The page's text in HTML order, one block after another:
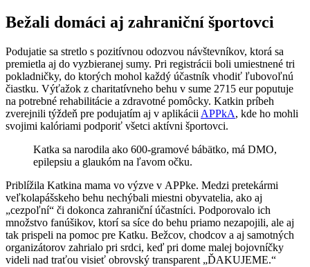
Bežali domáci aj zahraniční športovci
Podujatie sa stretlo s pozitívnou odozvou návštevníkov, ktorá sa
premietla aj do vyzbieranej sumy. Pri registrácii boli umiestnené tri
pokladničky, do ktorých mohol každý účastník vhodiť ľubovoľnú
čiastku. Výťažok z charitatívneho behu v sume 2715 eur poputuje
na potrebné rehabilitácie a zdravotné pomôcky. Katkin príbeh
zverejnili týždeň pre podujatím aj v aplikácii APPkA, kde ho mohli
svojimi kalóriami podporiť všetci aktívni športovci.
Katka sa narodila ako 600-gramové bábätko, má DMO,
epilepsiu a glaukóm na ľavom očku.
Priblížila Katkina mama vo výzve v APPke. Medzi pretekármi
veľkolapášskeho behu nechýbali miestni obyvatelia, ako aj
„cezpoľní“ či dokonca zahraniční účastníci. Podporovalo ich
množstvo fanúšikov, ktorí sa síce do behu priamo nezapojili, ale aj
tak prispeli na pomoc pre Katku. Bežcov, chodcov a aj samotných
organizátorov zahrialo pri srdci, keď pri dome malej bojovníčky
videli nad traťou visieť obrovský transparent „ĎAKUJEME.“